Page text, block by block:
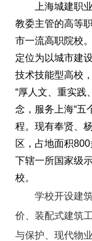
上海城建职业
教委主管的高等
市一流高职院校
定位为以城市建
技术技能型高校
“厚人文、重实践
念，服务上海“五
程。现有奉贤、
区，占地面积
下辖一所国家级
校。
学校开设建筑
价、装配式建筑
与保护、现代物